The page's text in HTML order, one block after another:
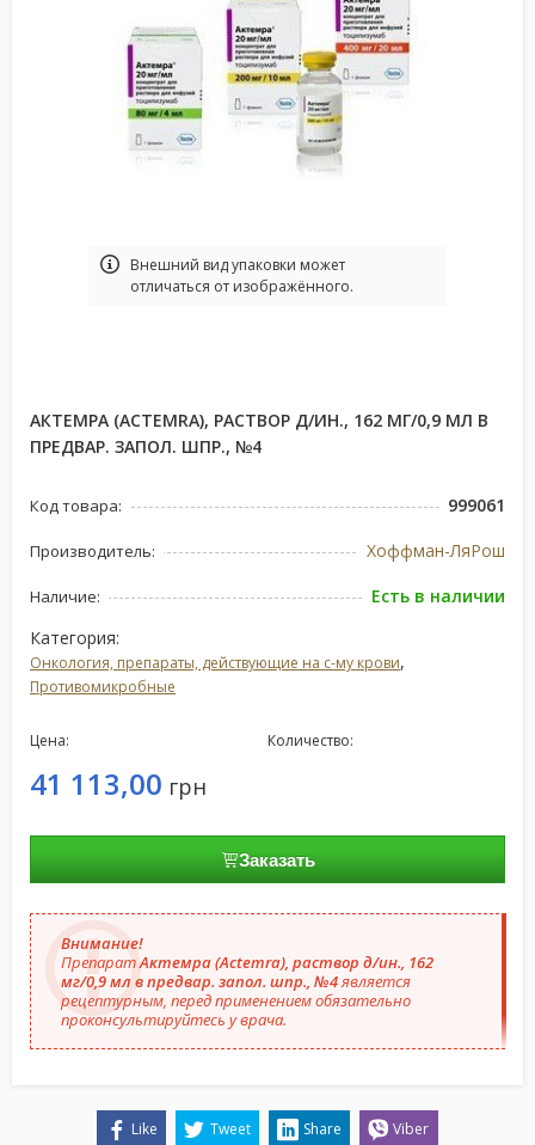
Bнешний вид упаковки может
отличаться от изображённого.
АКТЕМРА (ACTEMRA), РАСТВОР Д/ИН., 162 МГ/0,9 МЛ В
ПРЕДВАР. ЗАПОЛ. ШПР., №4
Код товара: 999061
Производитель: Хоффман-ЛяРош
Наличие:
Есть в наличии
Категория:
Онкология, препараты, действующие на с-му крови,
Противомикробные
Цена:
41 113,00 грн
Количество:
Заказать
Внимание!
ПрепаратАктемра (Actemra), раствор д/ин., 162
мг/0,9 мл в предвар. запол. шпр., №4является
рецептурным, перед применением обязательно
проконсультируйтесь у врача.
Like Tweet Share Viber